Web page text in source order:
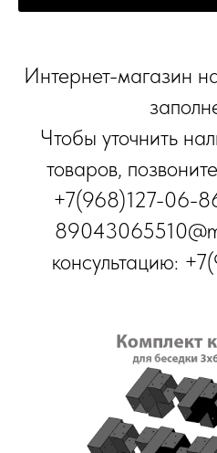
Интернет-магазин
Чтобы уточнить
товаров,
+7(968)127-06-
консультацию: